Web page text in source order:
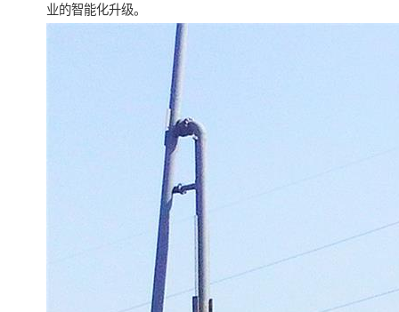
业的智能化升级。